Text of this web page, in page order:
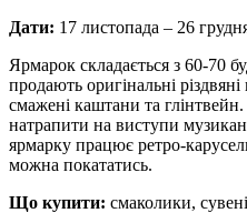
Дати: 17 листопада – 26
Ярмарок складається з 60-70
продають оригінальні
смажені каштани та
натрапити на виступи
ярмарку працює ретро-
можна покататись.
Що купити: смаколики,